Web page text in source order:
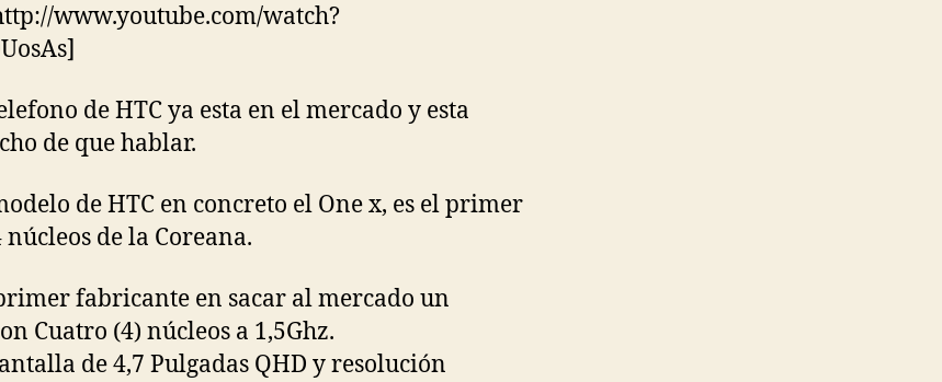
www.youtube.com/watch?
de HTC ya esta en el mercado y esta
de que hablar.
de HTC en concreto el One x, es el primer
de la Coreana.
fabricante en sacar al mercado un
Cuatro (4) núcleos a 1,5Ghz.
de 4,7 Pulgadas QHD y resolución